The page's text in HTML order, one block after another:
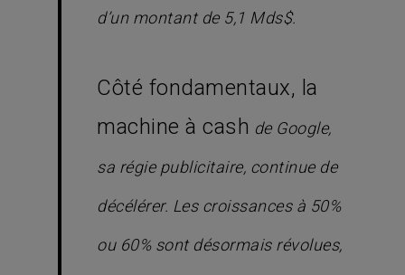
d’un montant de 5,1 Mds$.
Côté fondamentaux, la
machine à cash de Google,
sa régie publicitaire, continue de
décélérer. Les croissances à 50%
ou 60% sont désormais révolues,